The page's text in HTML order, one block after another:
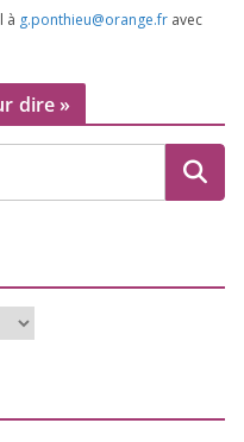
à g.​ponthieu@​orange.​fr avec
dire »